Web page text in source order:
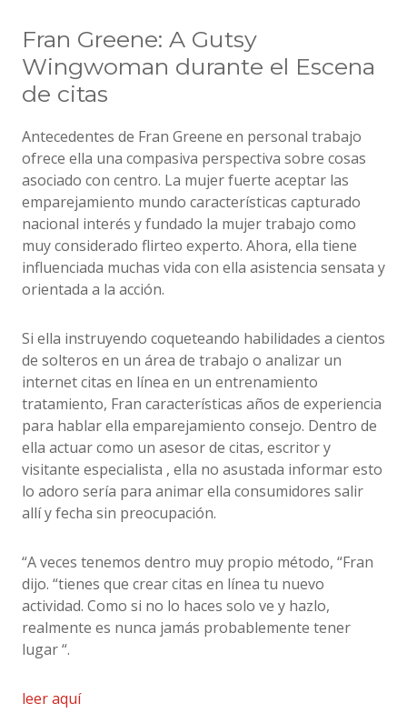
Fran Greene: A Gutsy
Wingwoman durante el Escena
de citas
Antecedentes de Fran Greene en personal trabajo
ofrece ella una compasiva perspectiva sobre cosas
asociado con centro. La mujer fuerte aceptar las
emparejamiento mundo características capturado
nacional interés y fundado la mujer trabajo como
muy considerado flirteo experto. Ahora, ella tiene
influenciada muchas vida con ella asistencia sensata y
orientada a la acción.
Si ella instruyendo coqueteando habilidades a cientos
de solteros en un área de trabajo o analizar un
internet citas en línea en un entrenamiento
tratamiento, Fran características años de experiencia
para hablar ella emparejamiento consejo. Dentro de
ella actuar como un asesor de citas, escritor y
visitante especialista , ella no asustada informar esto
lo adoro sería para animar ella consumidores salir
allí y fecha sin preocupación.
“A veces tenemos dentro muy propio método, “Fran
dijo. “tienes que crear citas en línea tu nuevo
actividad. Como si no lo haces solo ve y hazlo,
realmente es nunca jamás probablemente tener
lugar “.
leer aquí